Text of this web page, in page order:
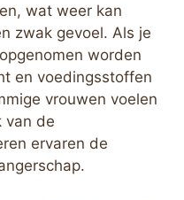
wat weer kan
zwak gevoel. Als je
worden
en voedingsstoffen
vrouwen voelen
van de
ervaren de